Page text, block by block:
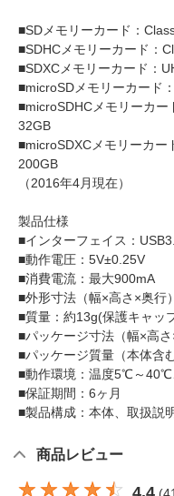
■SDメモリーカード：
■SDHCメモリーカード：
■SDXCメモリーカード：
■microSDメモリーカード
■microSDHCメモリーカ
32GB
■microSDXCメモリーカー
200GB
（2016年4月現在）
製品仕様
■インターフェイス：
■動作電圧：5V±0.25V
■消費電流：最大900mA
■外形寸法（幅×高さ×奥行
■質量：約13g(保護キャッ
■パッケージ寸法（幅×高
■パッケージ質量（本体含
■動作環境：温度5℃～40℃
■保証期間：6ヶ月
■製品構成：本体、取扱説
商品レビュー